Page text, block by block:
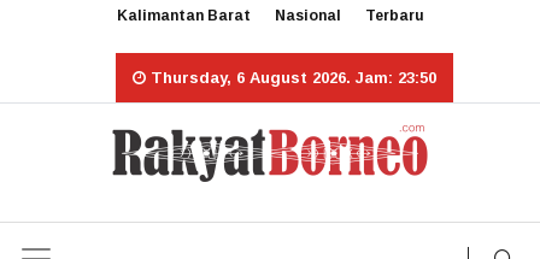
Kalimantan Barat Nasional Terbaru
Thursday, 6 August 2026. Jam: 23:50